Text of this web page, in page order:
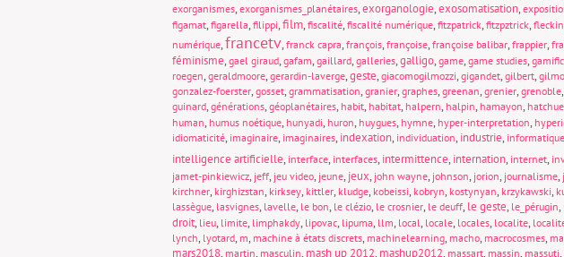
exorganismes, exorganismes_planétaires,exorganologie,exosomatisation,
figamat, figarella, filippi,film, fiscalité, fiscalité numérique, fitzpatrick, fitzpztrick,
numérique,francetv, franck capra, françois, françoise, françoise balibar, frappier,
féminisme, gael giraud, gafam, gaillard, galleries,galligo, game, game studies,
roegen, geraldmoore, gerardin-laverge,geste, giacomogilmozzi, gigandet, gilbert,
gonzalez-foerster, gosset, grammatisation, granier, graphes, greenan, grenier, grenoble,
guinard, générations, géoplanétaires, habit, habitat, halpern, halpin, hamayon,
human, humus noétique, hunyadi, huron, huygues, hymne, hyper-interpretation,
idiomaticité, imaginaire, imaginaires, indexation, individuation, industrie, informatique
intelligence artificielle, interface, interfaces, intermittence, internation, internet,
jamet-pinkiewicz, jeff, jeu video, jeune, jeux, john wayne, johnson, jorion, journalisme,
kirchner, kirghizstan, kirksey, kittler, kludge, kobeissi, kobryn, kostynyan, krzykawski,
lassègue, lasvignes, lavelle, le bon, le clézio, le crosnier, le deuff, le geste, le_pérugin,
droit, lieu, limite, limphakdy, lipovac, lipuma, llm, local, locale, locales, localite,
lynch, lyotard, m, machine à états discrets, machinelearning, macho, macrocosmes,
mars2018, martin, masculin, mash up 2012, mashup2012, massart, massin, massuti,